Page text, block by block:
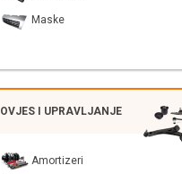
Maske
OVJES I UPRAVLJANJE
Amortizeri